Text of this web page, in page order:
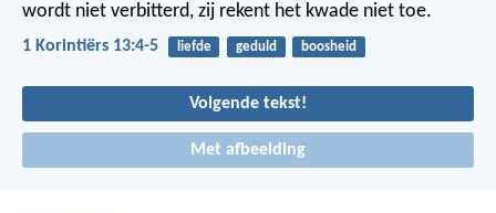
wordt niet verbitterd, zij rekent het kwade niet toe.
1 Korintiërs 13:4-5 liefde geduld boosheid
Volgende tekst!
Met afbeelding